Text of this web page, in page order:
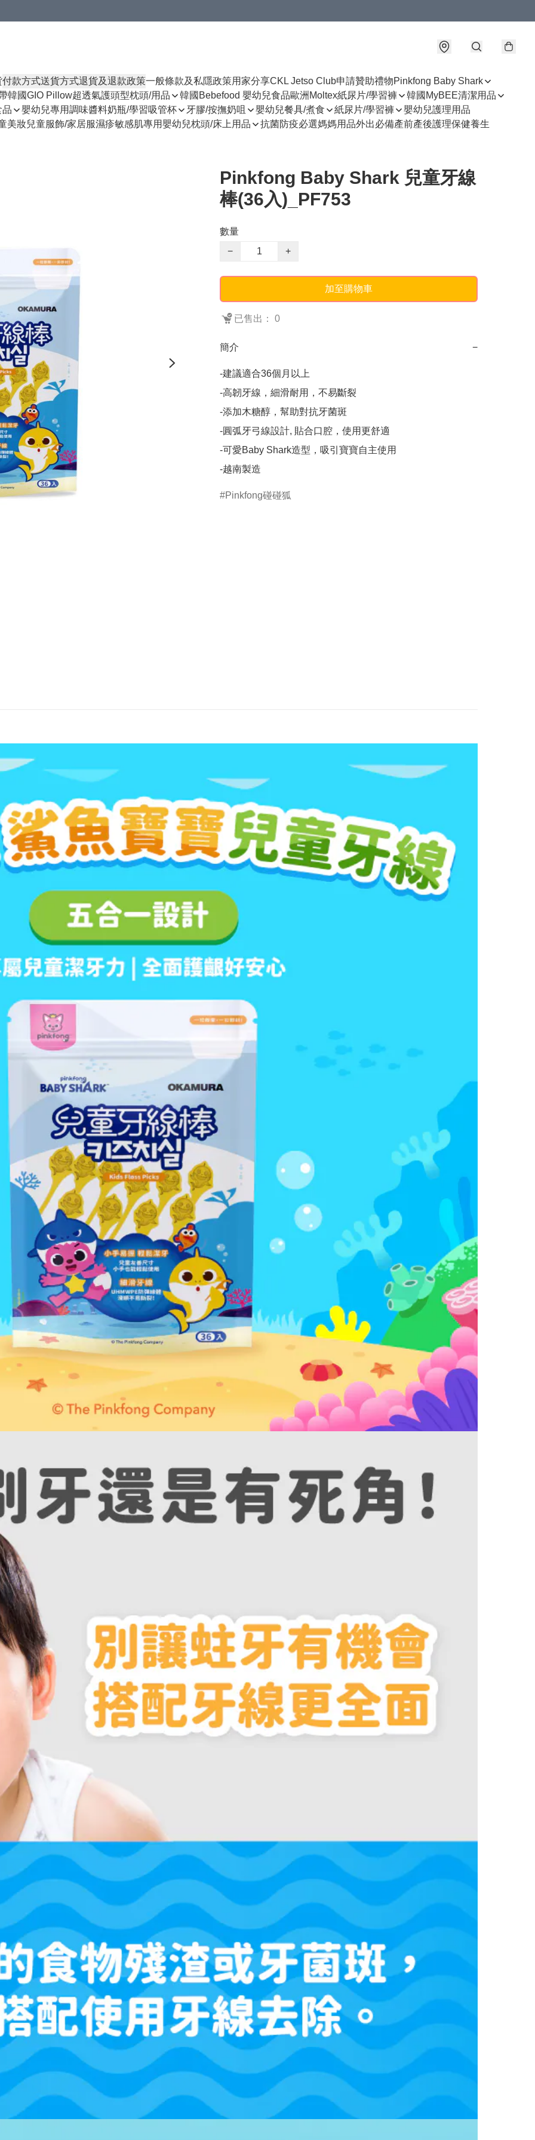
付款方式送貨方式退貨及退款政策一般條款及私隱政策用家分享CKL Jetso Club申請贊助禮物Pinkfong Baby Shark
韓國GIO Pillow超透氣護頭型枕頭/用品 韓國Bebefood 嬰幼兒食品歐洲Moltex紙尿片/學習褲
韓國MyBEE清潔用品
品
嬰幼兒專用調味醬料奶瓶/學習吸管杯 牙膠/按撫奶咀 嬰幼兒餐具/煮食 紙尿片/學習褲
嬰幼兒護理用品
美妝兒童服飾/家居服濕疹敏感肌專用嬰幼兒枕頭/床上用品 抗菌防疫必選媽媽用品外出必備產前產後護理保健養生
Pinkfong Baby Shark 兒童牙線
棒(36入)_PF753
數量
−
+
加至購物車
已售出： 0
簡介 −
-建議適合36個月以上
-高韌牙線，細滑耐用，不易斷裂
-添加木糖醇，幫助對抗牙菌斑
-圓弧牙弓線設計, 貼合口腔，使用更舒適
-可愛Baby Shark造型，吸引寶寶自主使用
-越南製造
Pinkfong碰碰狐